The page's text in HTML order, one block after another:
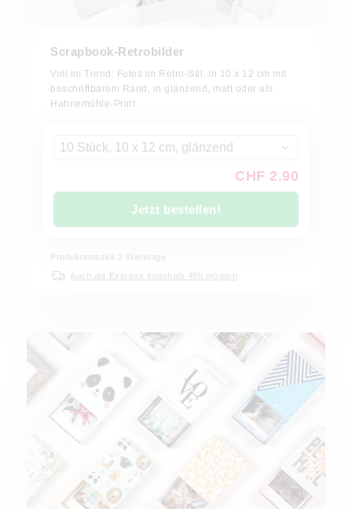
Scrapbook-Retrobilder
Voll im Trend: Fotos im Retro-Stil. In 10 x 12 cm mit
beschriftbarem Rand, in glänzend, matt oder als
Hahnemühle-Print.
10 Stück, 10 x 12 cm, glänzend
CHF 2.90
Jetzt bestellen!
Produktionszeit 2 Werktage
Auch als Express innerhalb 48h möglich